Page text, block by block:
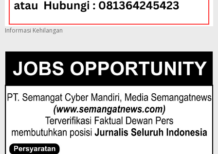
Informasi Kehilangan